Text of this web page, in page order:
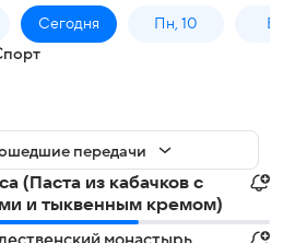
Сегодня Пн, 10
передачи
(Паста из кабачков с
и тыквенным кремом)